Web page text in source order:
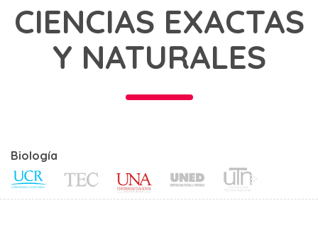
CIENCIAS EXACTAS
Y NATURALES
Biología